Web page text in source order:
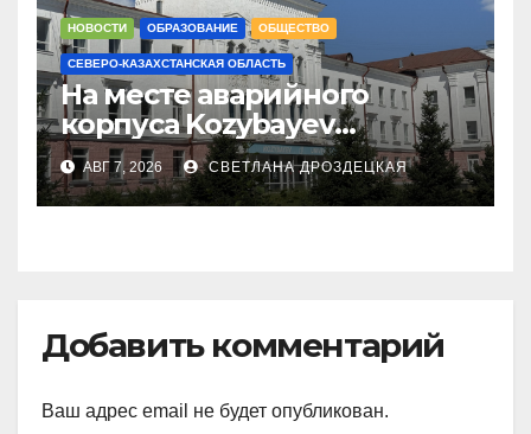
НОВОСТИ ОБРАЗОВАНИЕ ОБЩЕСТВО
СЕВЕРО-КАЗАХСТАНСКАЯ ОБЛАСТЬ
На месте аварийного
корпуса Kozybayev
University построят филиал
КазНУИ за 6,5 млрд тенге
АВГ 7, 2026 СВЕТЛАНА ДРОЗДЕЦКАЯ
Добавить комментарий
Ваш адрес email не будет опубликован.